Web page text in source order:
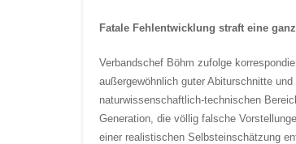
Fatale Fehlentwicklung straft eine
Verbandschef Böhm zufolge
außergewöhnlich guter Abiturschnitte
naturwissenschaftlich-technischen
Generation, die völlig falsche
einer realistischen Selbsteinschätzung